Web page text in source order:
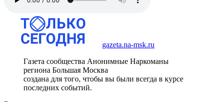
gazeta.na-msk.ru
Газета сообщества Анонимные Наркоманы
региона Большая Москва
создана для того, чтобы вы были всегда в курсе
последних событий.